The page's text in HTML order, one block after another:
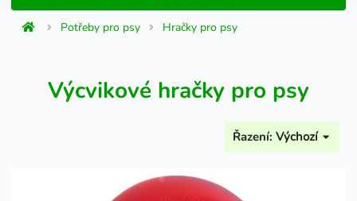
Potřeby pro psy Hračky pro psy
Výcvikové hračky pro psy
Řazení: Výchozí